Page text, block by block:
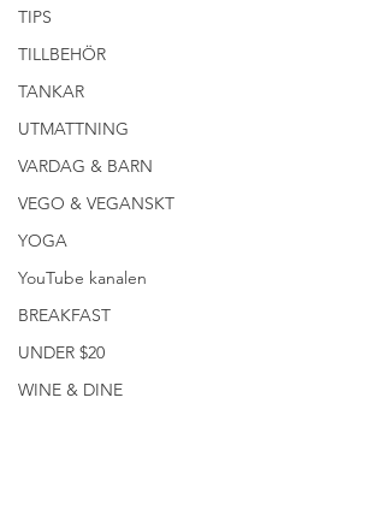
TIPS
TILLBEHÖR
TANKAR
UTMATTNING
VARDAG & BARN
VEGO & VEGANSKT
YOGA
YouTube kanalen
BREAKFAST
UNDER $20
WINE & DINE